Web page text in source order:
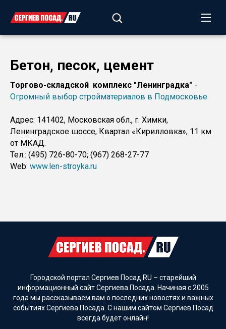
Бетон, песок, цемент
Торгово-складской комплекс "Ленинградка" -
Огромный выбор стройматериалов в Подмосковье
Адрес: 141402, Московская обл., г. Химки,
Ленинградское шоссе, Квартал «Кирилловка», 11 км
от МКАД.
Тел.: (495) 726-80-70; (967) 268-27-77
Web: www.len-stroyka.ru
Городской портал Сергиев Посад.RU – старейший
информационный сайт Сергиева Посада. Начиная с 2005
года мы рассказываем вам о последних новостях и важных
событиях Сергиева Посада. С нашим сайтом Сергиев Посад
всегда будет онлайн!